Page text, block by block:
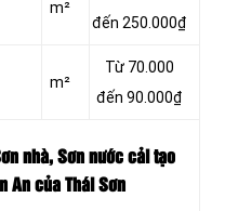
m²
đến 250.000₫
m²
Từ 70.000
đến 90.000₫
nhà, Sơn nước cải tạo
An của Thái Sơn